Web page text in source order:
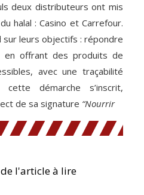
deux distributeurs ont mis
halal : Casino et Carrefour.
sur leurs objectifs : répondre
en offrant des produits de
avec une traçabilité
cette démarche s’inscrit,
de sa signature “Nourrir
l'article à lire